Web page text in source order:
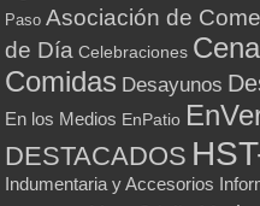
Paso Asociación de
de Día Celebraciones
Comidas Desayunos
En los Medios EnPatio
DESTACADOS
Indumentaria y Accesorios